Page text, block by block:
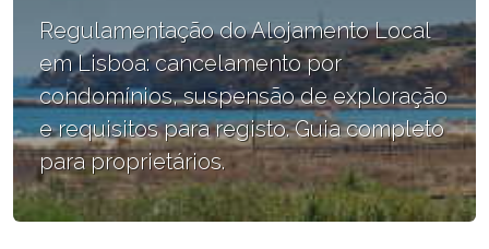
Regulamentação do Alojamento Local
em Lisboa: cancelamento por
condomínios, suspensão de exploração
e requisitos para registo. Guia completo
para proprietários.